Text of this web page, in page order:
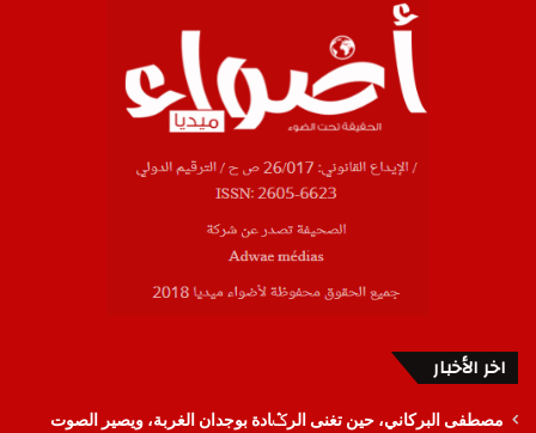
اخر الأخبار
مصطفى البركاني، حين تغنى الرݣادة بوجدان الغربة، ويصير الصوت